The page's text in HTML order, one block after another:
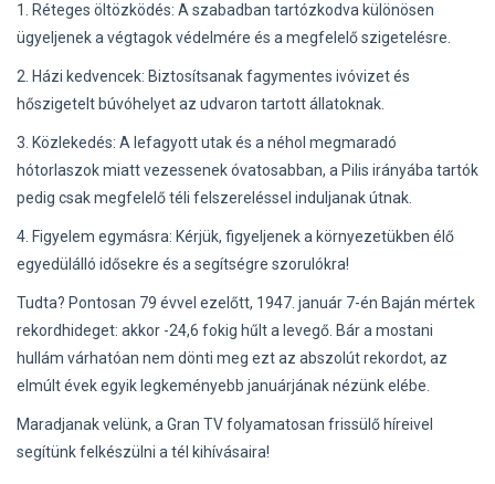
1. Réteges öltözködés: A szabadban tartózkodva különösen
ügyeljenek a végtagok védelmére és a megfelelő szigetelésre.
2. Házi kedvencek: Biztosítsanak fagymentes ivóvizet és
hőszigetelt búvóhelyet az udvaron tartott állatoknak.
3. Közlekedés: A lefagyott utak és a néhol megmaradó
hótorlaszok miatt vezessenek óvatosabban, a Pilis irányába tartók
pedig csak megfelelő téli felszereléssel induljanak útnak.
4. Figyelem egymásra: Kérjük, figyeljenek a környezetükben élő
egyedülálló idősekre és a segítségre szorulókra!
Tudta? Pontosan 79 évvel ezelőtt, 1947. január 7-én Baján mértek
rekordhideget: akkor -24,6 fokig hűlt a levegő. Bár a mostani
hullám várhatóan nem dönti meg ezt az abszolút rekordot, az
elmúlt évek egyik legkeményebb januárjának nézünk elébe.
Maradjanak velünk, a Gran TV folyamatosan frissülő híreivel
segítünk felkészülni a tél kihívásaira!